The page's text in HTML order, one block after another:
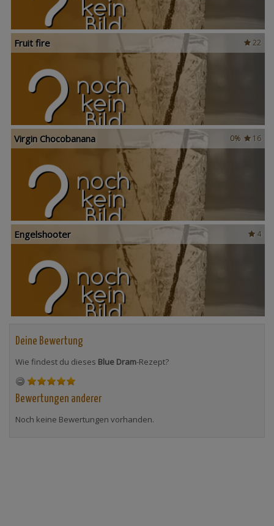
22
Fruit fire
16
0%
Virgin Chocobanana
4
Engelshooter
Deine Bewertung
Wie findest du dieses Blue Dram-Rezept?
Bewertungen anderer
Noch keine Bewertungen vorhanden.